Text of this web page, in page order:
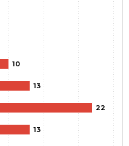
10
13
22
13